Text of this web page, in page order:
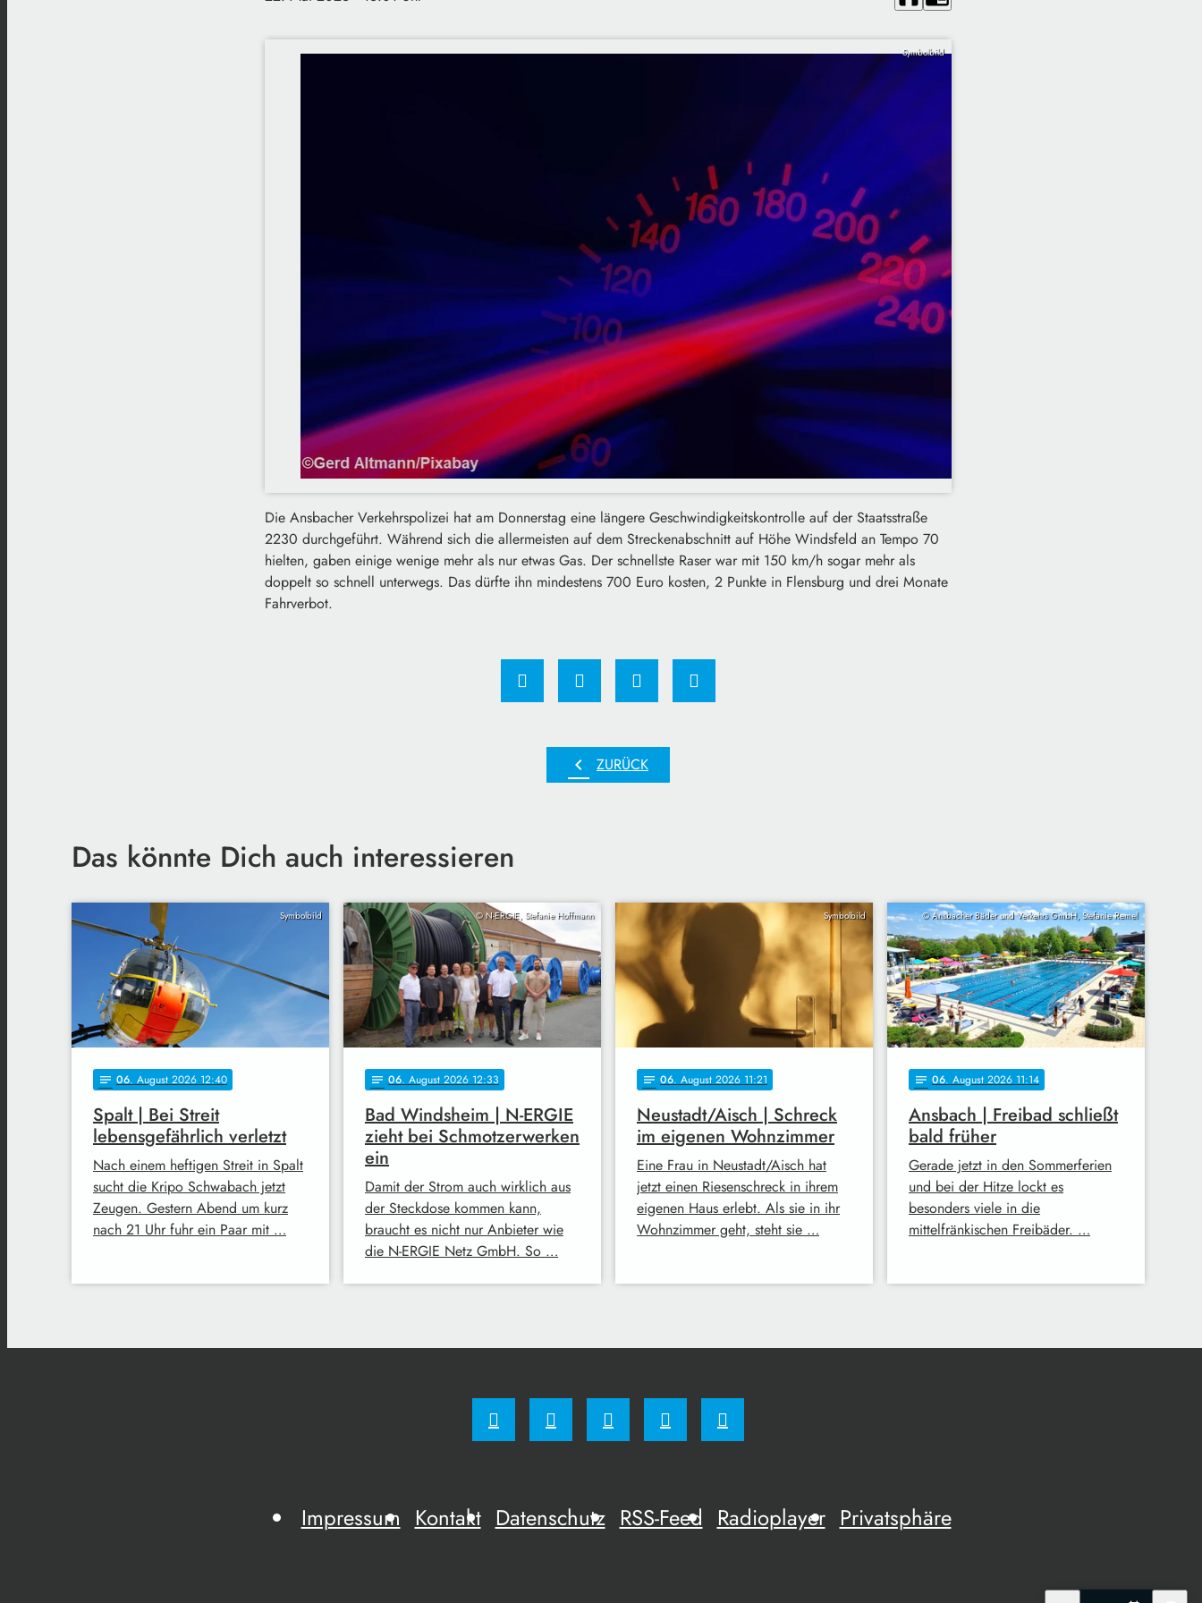
Symbolbild
Die Ansbacher Verkehrspolizei hat am Donnerstag eine längere Geschwindigkeitskontrolle auf der Staatsstraße
2230 durchgeführt. Während sich die allermeisten auf dem Streckenabschnitt auf Höhe Windsfeld an Tempo 70
hielten, gaben einige wenige mehr als nur etwas Gas. Der schnellste Raser war mit 150 km/h sogar mehr als
doppelt so schnell unterwegs. Das dürfte ihn mindestens 700 Euro kosten, 2 Punkte in Flensburg und drei Monate
Fahrverbot.
chevron_left ZURÜCK
Das könnte Dich auch interessieren
Symbolbild
notes 06. August 2026 12:40
Spalt | Bei Streit
lebensgefährlich verletzt
Nach einem heftigen Streit in Spalt
sucht die Kripo Schwabach jetzt
Zeugen. Gestern Abend um kurz
nach 21 Uhr fuhr ein Paar mit …
© N-ERGIE, Stefanie Hoffmann
notes 06. August 2026 12:33
Bad Windsheim | N-ERGIE
zieht bei Schmotzerwerken
ein
Damit der Strom auch wirklich aus
der Steckdose kommen kann,
braucht es nicht nur Anbieter wie
die N-ERGIE Netz GmbH. So …
Symbolbild
notes 06. August 2026 11:21
Neustadt/Aisch | Schreck
im eigenen Wohnzimmer
Eine Frau in Neustadt/Aisch hat
jetzt einen Riesenschreck in ihrem
eigenen Haus erlebt. Als sie in ihr
Wohnzimmer geht, steht sie …
© Ansbacher Bäder und Verkehrs GmbH, Stefanie Remel
notes 06. August 2026 11:14
Ansbach | Freibad schließt
bald früher
Gerade jetzt in den Sommerferien
und bei der Hitze lockt es
besonders viele in die
mittelfränkischen Freibäder. …
Impressum Kontakt Datenschutz RSS-Feed Radioplayer Privatsphäre